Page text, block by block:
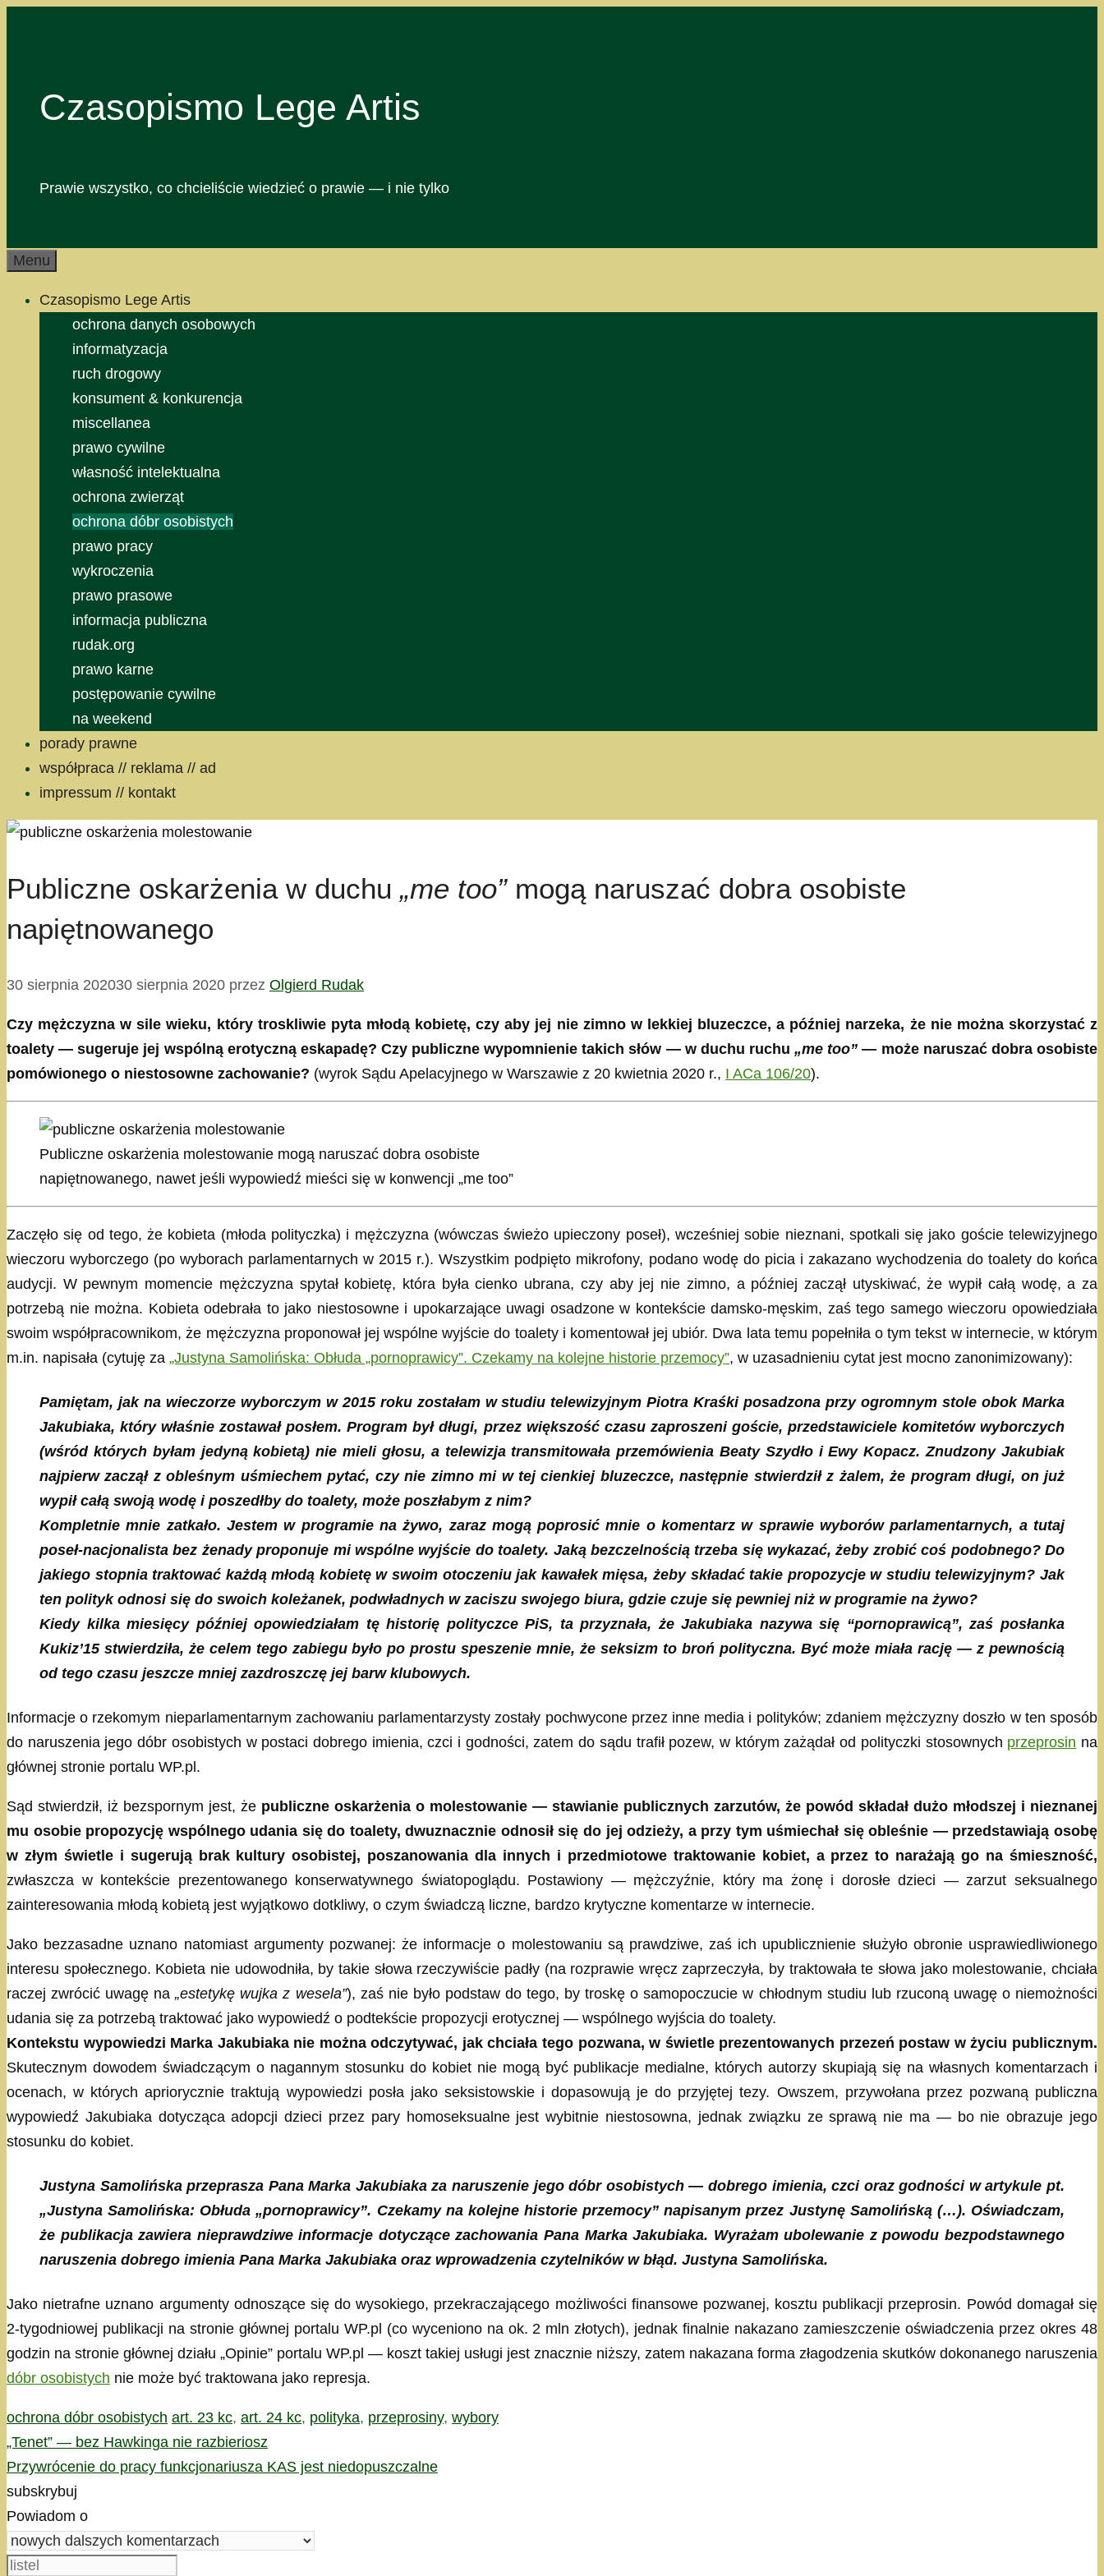
Czasopismo Lege Artis
Prawie wszystko, co chcieliście wiedzieć o prawie — i nie tylko
Menu
Czasopismo Lege Artis
ochrona danych osobowych
informatyzacja
ruch drogowy
konsument & konkurencja
miscellanea
prawo cywilne
własność intelektualna
ochrona zwierząt
ochrona dóbr osobistych
prawo pracy
wykroczenia
prawo prasowe
informacja publiczna
rudak.org
prawo karne
postępowanie cywilne
na weekend
porady prawne
współpraca // reklama // ad
impressum // kontakt
Publiczne oskarżenia w duchu „me too”mogą naruszać dobra osobiste
napiętnowanego
30 sierpnia 202030 sierpnia 2020 przez Olgierd Rudak
Czy mężczyzna w sile wieku, który troskliwie pyta młodą kobietę, czy aby jej nie zimno w lekkiej bluzeczce, a później narzeka, że nie można skorzystać z
toalety — sugeruje jej wspólną erotyczną eskapadę? Czy publiczne wypomnienie takich słów — w duchu ruchu„me too” — może naruszać dobra osobiste
pomówionego o niestosowne zachowanie? (wyrok Sądu Apelacyjnego w Warszawie z 20 kwietnia 2020 r., I ACa 106/20).
Publiczne oskarżenia molestowanie mogą naruszać dobra osobiste
napiętnowanego, nawet jeśli wypowiedź mieści się w konwencji „me too”
Zaczęło się od tego, że kobieta (młoda polityczka) i mężczyzna (wówczas świeżo upieczony poseł), wcześniej sobie nieznani, spotkali się jako goście telewizyjnego
wieczoru wyborczego (po wyborach parlamentarnych w 2015 r.). Wszystkim podpięto mikrofony, podano wodę do picia i zakazano wychodzenia do toalety do końca
audycji. W pewnym momencie mężczyzna spytał kobietę, która była cienko ubrana, czy aby jej nie zimno, a później zaczął utyskiwać, że wypił całą wodę, a za
potrzebą nie można. Kobieta odebrała to jako niestosowne i upokarzające uwagi osadzone w kontekście damsko-męskim, zaś tego samego wieczoru opowiedziała
swoim współpracownikom, że mężczyzna proponował jej wspólne wyjście do toalety i komentował jej ubiór. Dwa lata temu popełniła o tym tekst w internecie, w którym
m.in. napisała (cytuję za „Justyna Samolińska: Obłuda „pornoprawicy”. Czekamy na kolejne historie przemocy”, w uzasadnieniu cytat jest mocno zanonimizowany):
Pamiętam, jak na wieczorze wyborczym w 2015 roku zostałam w studiu telewizyjnym Piotra Kraśki posadzona przy ogromnym stole obok Marka
Jakubiaka, który właśnie zostawał posłem. Program był długi, przez większość czasu zaproszeni goście, przedstawiciele komitetów wyborczych
(wśród których byłam jedyną kobietą) nie mieli głosu, a telewizja transmitowała przemówienia Beaty Szydło i Ewy Kopacz. Znudzony Jakubiak
najpierw zaczął z obleśnym uśmiechem pytać, czy nie zimno mi w tej cienkiej bluzeczce, następnie stwierdził z żalem, że program długi, on już
wypił całą swoją wodę i poszedłby do toalety, może poszłabym z nim?
Kompletnie mnie zatkało. Jestem w programie na żywo, zaraz mogą poprosić mnie o komentarz w sprawie wyborów parlamentarnych, a tutaj
poseł-nacjonalista bez żenady proponuje mi wspólne wyjście do toalety. Jaką bezczelnością trzeba się wykazać, żeby zrobić coś podobnego? Do
jakiego stopnia traktować każdą młodą kobietę w swoim otoczeniu jak kawałek mięsa, żeby składać takie propozycje w studiu telewizyjnym? Jak
ten polityk odnosi się do swoich koleżanek, podwładnych w zaciszu swojego biura, gdzie czuje się pewniej niż w programie na żywo?
Kiedy kilka miesięcy później opowiedziałam tę historię polityczce PiS, ta przyznała, że Jakubiaka nazywa się “pornoprawicą”, zaś posłanka
Kukiz’15 stwierdziła, że celem tego zabiegu było po prostu speszenie mnie, że seksizm to broń polityczna. Być może miała rację — z pewnością
od tego czasu jeszcze mniej zazdroszczę jej barw klubowych.
Informacje o rzekomym nieparlamentarnym zachowaniu parlamentarzysty zostały pochwycone przez inne media i polityków; zdaniem mężczyzny doszło w ten sposób
do naruszenia jego dóbr osobistych w postaci dobrego imienia, czci i godności, zatem do sądu trafił pozew, w którym zażądał od polityczki stosownych przeprosin na
głównej stronie portalu WP.pl.
Sąd stwierdził, iż bezspornym jest, że publiczne oskarżenia o molestowanie — stawianie publicznych zarzutów, że powód składał dużo młodszej i nieznanej
mu osobie propozycję wspólnego udania się do toalety, dwuznacznie odnosił się do jej odzieży, a przy tym uśmiechał się obleśnie — przedstawiają osobę
w złym świetle i sugerują brak kultury osobistej, poszanowania dla innych i przedmiotowe traktowanie kobiet, a przez to narażają go na śmieszność,
zwłaszcza w kontekście prezentowanego konserwatywnego światopoglądu. Postawiony — mężczyźnie, który ma żonę i dorosłe dzieci — zarzut seksualnego
zainteresowania młodą kobietą jest wyjątkowo dotkliwy, o czym świadczą liczne, bardzo krytyczne komentarze w internecie.
Jako bezzasadne uznano natomiast argumenty pozwanej: że informacje o molestowaniu są prawdziwe, zaś ich upublicznienie służyło obronie usprawiedliwionego
interesu społecznego. Kobieta nie udowodniła, by takie słowa rzeczywiście padły (na rozprawie wręcz zaprzeczyła, by traktowała te słowa jako molestowanie, chciała
raczej zwrócić uwagę na„estetykę wujka z wesela”), zaś nie było podstaw do tego, by troskę o samopoczucie w chłodnym studiu lub rzuconą uwagę o niemożności
udania się za potrzebą traktować jako wypowiedź o podtekście propozycji erotycznej — wspólnego wyjścia do toalety.
Kontekstu wypowiedzi Marka Jakubiaka nie można odczytywać, jak chciała tego pozwana, w świetle prezentowanych przezeń postaw w życiu publicznym.
Skutecznym dowodem świadczącym o nagannym stosunku do kobiet nie mogą być publikacje medialne, których autorzy skupiają się na własnych komentarzach i
ocenach, w których apriorycznie traktują wypowiedzi posła jako seksistowskie i dopasowują je do przyjętej tezy. Owszem, przywołana przez pozwaną publiczna
wypowiedź Jakubiaka dotycząca adopcji dzieci przez pary homoseksualne jest wybitnie niestosowna, jednak związku ze sprawą nie ma — bo nie obrazuje jego
stosunku do kobiet.
Justyna Samolińska przeprasza Pana Marka Jakubiaka za naruszenie jego dóbr osobistych — dobrego imienia, czci oraz godności w artykule pt.
„Justyna Samolińska: Obłuda „pornoprawicy”. Czekamy na kolejne historie przemocy” napisanym przez Justynę Samolińską (…). Oświadczam,
że publikacja zawiera nieprawdziwe informacje dotyczące zachowania Pana Marka Jakubiaka. Wyrażam ubolewanie z powodu bezpodstawnego
naruszenia dobrego imienia Pana Marka Jakubiaka oraz wprowadzenia czytelników w błąd. Justyna Samolińska.
Jako nietrafne uznano argumenty odnoszące się do wysokiego, przekraczającego możliwości finansowe pozwanej, kosztu publikacji przeprosin. Powód domagał się
2-tygodniowej publikacji na stronie głównej portalu WP.pl (co wyceniono na ok. 2 mln złotych), jednak finalnie nakazano zamieszczenie oświadczenia przez okres 48
godzin na stronie głównej działu „Opinie” portalu WP.pl — koszt takiej usługi jest znacznie niższy, zatem nakazana forma złagodzenia skutków dokonanego naruszenia
dóbr osobistych nie może być traktowana jako represja.
Kategorie
ochrona dóbr osobistych Tagi
art. 23 kc, art. 24 kc, polityka, przeprosiny, wybory
„Tenet” — bez Hawkinga nie razbieriosz
Przywrócenie do pracy funkcjonariusza KAS jest niedopuszczalne
subskrybuj
Powiadom o